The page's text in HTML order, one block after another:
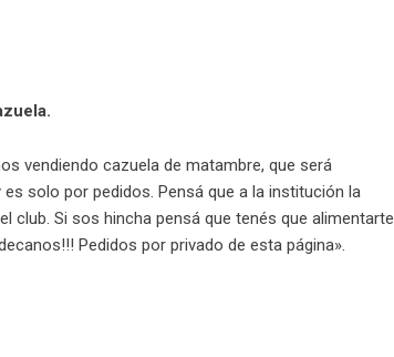
vendiendo cazuela de matambre, que será
solo por pedidos. Pensá que a la institución la
club. Si sos hincha pensá que tenés que alimentarte
Pedidos por privado de esta página».